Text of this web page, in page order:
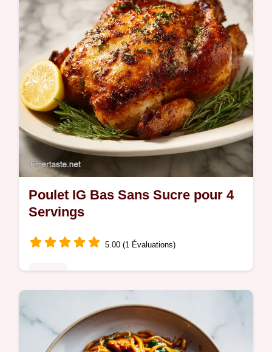
Poulet IG Bas Sans Sucre pour 4
Servings
5.00 (1 Évaluations)
Cuisinez un Poulet IG bas sans sucre
parfait, idéal pour un repas IG bas perte de
poids. Découvrez notre guide avec un guide